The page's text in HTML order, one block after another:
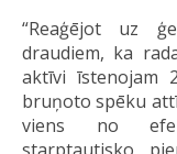
“Reaģējot uz
draudiem, ka
aktīvi īstenojam
bruņoto spēku
viens no